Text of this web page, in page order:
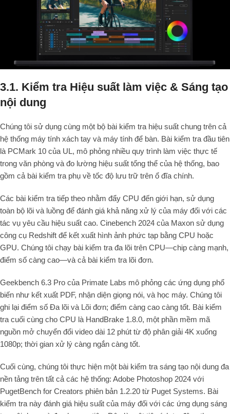
3.1. Kiểm tra Hiệu suất làm việc & Sáng tạo
nội dung
Chúng tôi sử dụng cùng một bộ bài kiểm tra hiệu suất chung trên cả
hệ thống máy tính xách tay và máy tính để bàn. Bài kiểm tra đầu tiên
là PCMark 10 của UL, mô phỏng nhiều quy trình làm việc thực tế
trong văn phòng và đo lường hiệu suất tổng thể của hệ thống, bao
gồm cả bài kiểm tra phụ về tốc độ lưu trữ trên ổ đĩa chính.
Các bài kiểm tra tiếp theo nhằm đẩy CPU đến giới hạn, sử dụng
toàn bộ lõi và luồng để đánh giá khả năng xử lý của máy đối với các
tác vụ yêu cầu hiệu suất cao. Cinebench 2024 của Maxon sử dụng
công cụ Redshift để kết xuất hình ảnh phức tạp bằng CPU hoặc
GPU. Chúng tôi chạy bài kiểm tra đa lõi trên CPU—chip càng mạnh,
điểm số càng cao—và cả bài kiểm tra lõi đơn.
Geekbench 6.3 Pro của Primate Labs mô phỏng các ứng dụng phổ
biến như kết xuất PDF, nhận diện giọng nói, và học máy. Chúng tôi
ghi lại điểm số Đa lõi và Lõi đơn; điểm càng cao càng tốt. Bài kiểm
tra cuối cùng cho CPU là HandBrake 1.8.0, một phần mềm mã
nguồn mở chuyển đổi video dài 12 phút từ độ phân giải 4K xuống
1080p; thời gian xử lý càng ngắn càng tốt.
Cuối cùng, chúng tôi thực hiện một bài kiểm tra sáng tạo nội dung đa
nền tảng trên tất cả các hệ thống: Adobe Photoshop 2024 với
PugetBench for Creators phiên bản 1.2.20 từ Puget Systems. Bài
kiểm tra này đánh giá hiệu suất của máy đối với các ứng dụng sáng